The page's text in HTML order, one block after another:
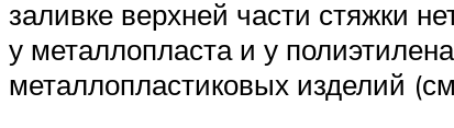
заливке верхней части стяжки
у металлопласта и у
металлопластиковых изделий